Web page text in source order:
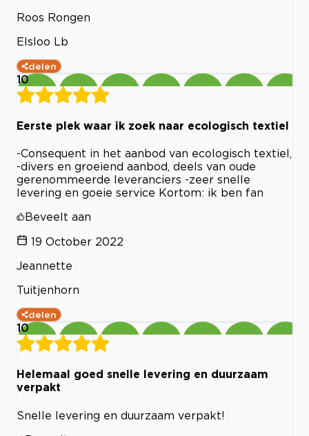
Roos Rongen
Elsloo Lb
delen
10
Eerste plek waar ik zoek naar ecologisch textiel
-Consequent in het aanbod van ecologisch textiel,
-divers en groeiend aanbod, deels van oude
gerenommeerde leveranciers -zeer snelle
levering en goeie service Kortom: ik ben fan
Beveelt aan
19 October 2022
Jeannette
Tuitjenhorn
delen
10
Helemaal goed snelle levering en duurzaam
verpakt
Snelle levering en duurzaam verpakt!